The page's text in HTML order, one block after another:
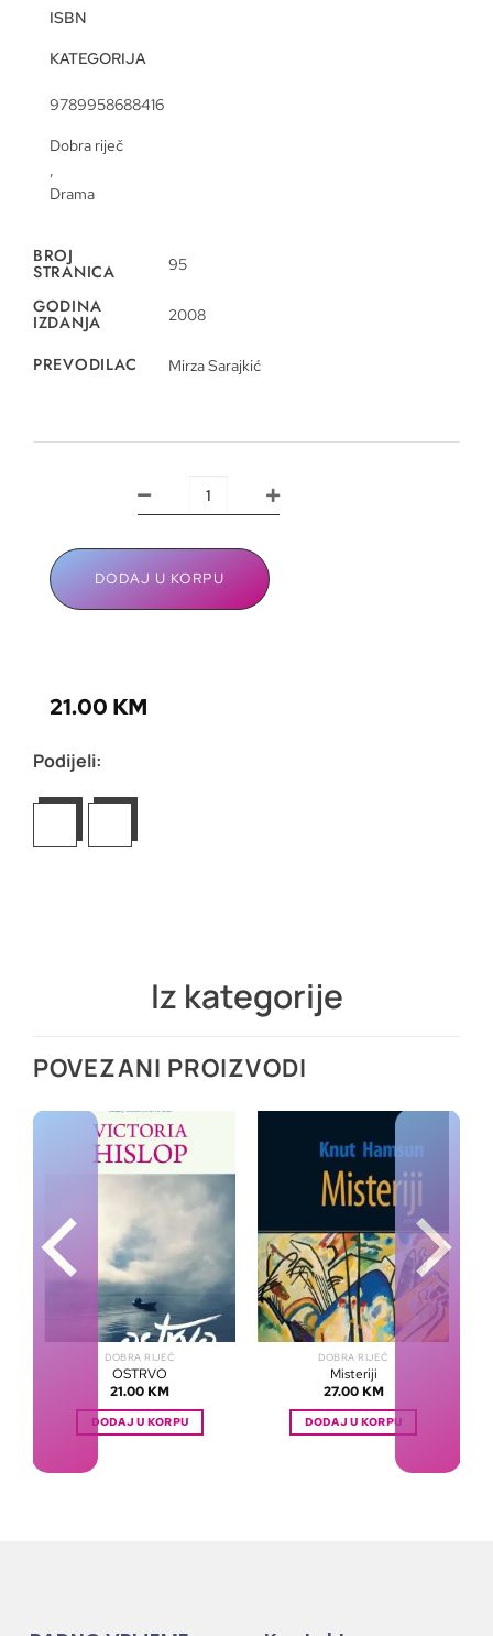
ISBN
KATEGORIJA
9789958688416
Dobra riječ
,
Drama
BROJ
STRANICA 95
GODINA
IZDANJA 2008
PREVODILAC Mirza Sarajkić
DODAJ U KORPU
21.00 KM
Podijeli:
Iz kategorije
POVEZANI PROIZVODI
DOBRA RIJEČ
OSTRVO
21.00 KM
DODAJ U KORPU
DOBRA RIJEČ
Misteriji
27.00 KM
DODAJ U KORPU